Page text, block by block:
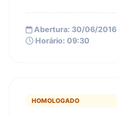
Abertura: 30/06/2016
Horário: 09:30
HOMOLOGADO